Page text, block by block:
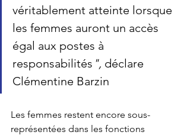
véritablement atteinte lorsque
les femmes auront un accès
égal aux postes à
responsabilités ", déclare
Clémentine Barzin
Les femmes restent encore sous-
représentées dans les fonctions